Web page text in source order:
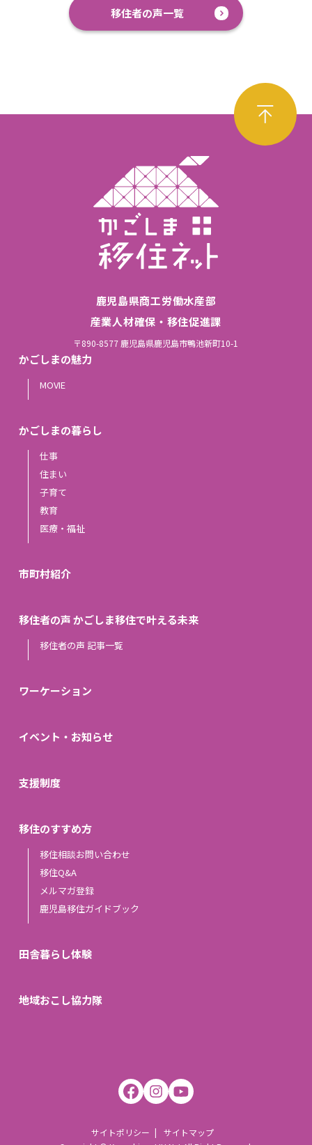
移住者の声一覧
鹿児島県商工労働水産部
産業人材確保・移住促進課
〒890-8577 鹿児島県鹿児島市鴨池新町10-1
かごしまの魅力
MOVIE
かごしまの暮らし
仕事
住まい
子育て
教育
医療・福祉
市町村紹介
移住者の声 かごしま移住で叶える未来
移住者の声 記事一覧
ワーケーション
イベント・お知らせ
支援制度
移住のすすめ方
移住相談お問い合わせ
移住Q&A
メルマガ登録
鹿児島移住ガイドブック
田舎暮らし体験
地域おこし協力隊
サイトポリシー
サイトマップ